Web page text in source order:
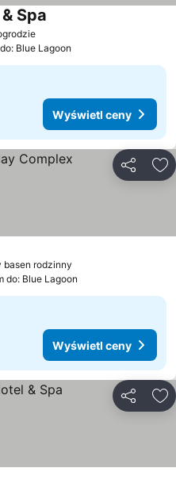
Spa
Blue Lagoon
Wyświetl ceny
rodzinny
do: Blue Lagoon
Wyświetl ceny